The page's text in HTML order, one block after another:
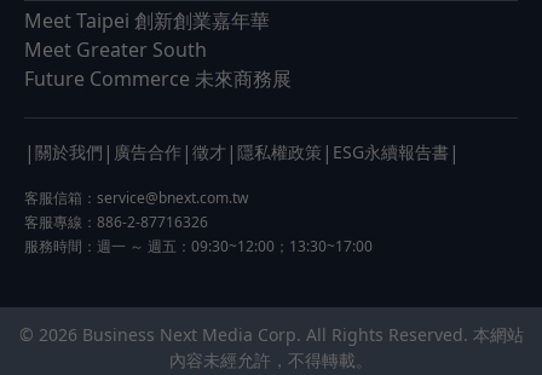
Meet Taipei 創新創業嘉年華
Meet Greater South
Future Commerce 未來商務展
| 關於我們 | 廣告合作 | 徵才 | 隱私權政策 | ESG永續報告書 |
客服信箱： service@bnext.com.tw
客服專線：886-2-87716326
服務時間：週一 ～ 週五：09:30~12:00；13:30~17:00
© 2026 Business Next Media Corp. All Rights Reserved. 本網站
內容未經允許，不得轉載。